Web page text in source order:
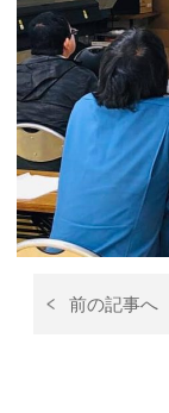
前の記事へ